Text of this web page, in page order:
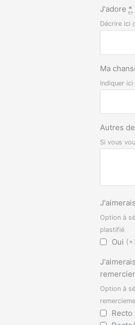
J'adore *
Décrire ici
Ma
Indiquer
Autres
Si vous
Option à
plastifié
Oui
Option à
Recto